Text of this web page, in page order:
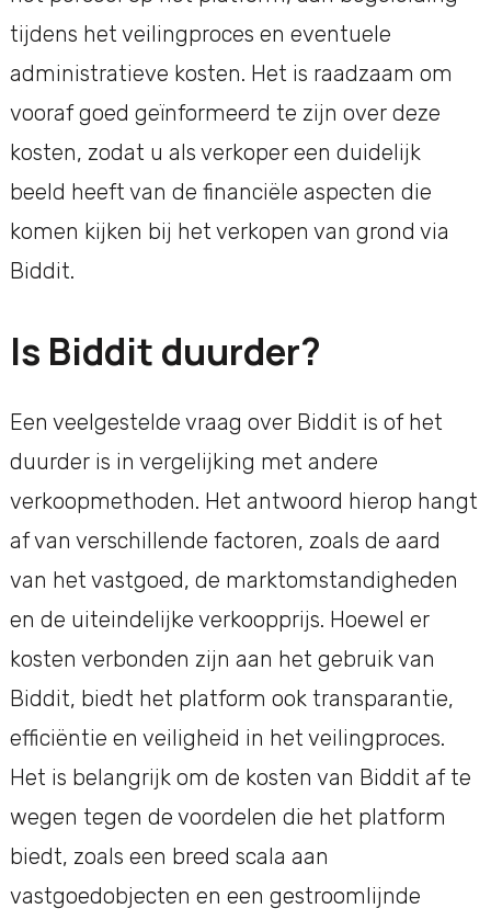
tijdens het veilingproces en eventuele
administratieve kosten. Het is raadzaam om
vooraf goed geïnformeerd te zijn over deze
kosten, zodat u als verkoper een duidelijk
beeld heeft van de financiële aspecten die
komen kijken bij het verkopen van grond via
Biddit.
Is Biddit duurder?
Een veelgestelde vraag over Biddit is of het
duurder is in vergelijking met andere
verkoopmethoden. Het antwoord hierop hangt
af van verschillende factoren, zoals de aard
van het vastgoed, de marktomstandigheden
en de uiteindelijke verkoopprijs. Hoewel er
kosten verbonden zijn aan het gebruik van
Biddit, biedt het platform ook transparantie,
efficiëntie en veiligheid in het veilingproces.
Het is belangrijk om de kosten van Biddit af te
wegen tegen de voordelen die het platform
biedt, zoals een breed scala aan
vastgoedobjecten en een gestroomlijnde